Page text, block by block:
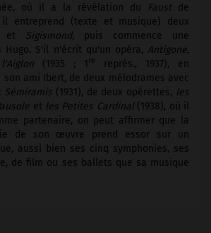
où il a la révélation du
Faust de
il entreprend (texte et musique) deux
et Sigismond,
puis commence une
Hugo. S'il n'écrit qu'un opéra, Antigone,
l'Aiglon (1935 ; 1 re
représ., 1937), en
ami Ibert, de deux mélodrames avec
Sémiramis (1931), de deux opérettes, les
et les Petites Cardinal (1938), où il
partenaire, on peut affirmer que la
de son œuvre prend essor sur un
aussi bien ses cinq symphonies, ses
de film ou ses ballets que sa musique